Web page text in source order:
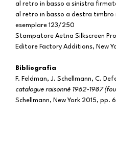
al retro in basso a sinistra
al retro in basso a destra timbro
esemplare 123/250
Stampatore Aetna Silkscreen
Editore Factory Additions, New
Bibliografia
F. Feldman, J. Schellmann, C.
catalogue raisonné 1962-1987
Schellmann, New York 2015, pp.